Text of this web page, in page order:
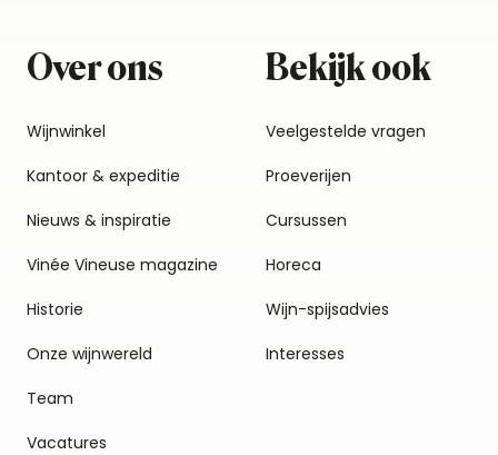
Over ons
Wijnwinkel
Kantoor & expeditie
Nieuws & inspiratie
Vinée Vineuse magazine
Historie
Onze wijnwereld
Team
Vacatures
Bekijk ook
Veelgestelde vragen
Proeverijen
Cursussen
Horeca
Wijn-spijsadvies
Interesses